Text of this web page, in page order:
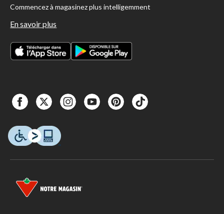
Commencez à magasinez plus intelligemment
En savoir plus